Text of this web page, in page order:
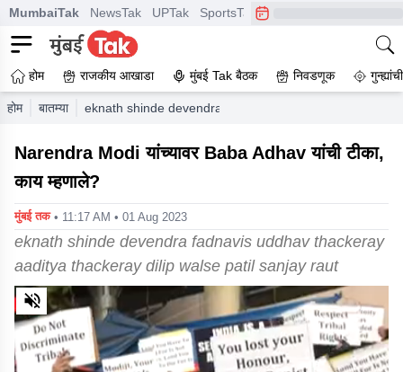
MumbaiTak NewsTak UPTak SportsTak CrimeTak
होम राजकीय आखाडा मुंबई Tak बैठक निवडणूक
होम बातम्या eknath shinde devendra fadnavis uddhav thackeray
Narendra Modi यांच्यावर Baba Adhav यांची टीका,
काय म्हणाले?
मुंबई तक • 11:17 AM • 01 Aug 2023
eknath shinde devendra fadnavis uddhav thackeray
aaditya thackeray dilip walse patil sanjay raut
0
of
1
minute,
40
seconds